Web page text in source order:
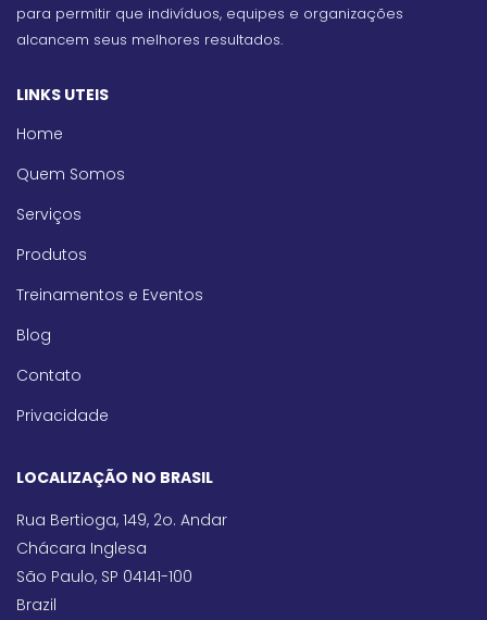
para permitir que indivíduos, equipes e organizações
alcancem seus melhores resultados.
LINKS UTEIS
Home
Quem Somos
Serviços
Produtos
Treinamentos e Eventos
Blog
Contato
Privacidade
LOCALIZAÇÃO NO BRASIL
Rua Bertioga, 149, 2o. Andar
Chácara Inglesa
São Paulo, SP 04141-100
Brazil